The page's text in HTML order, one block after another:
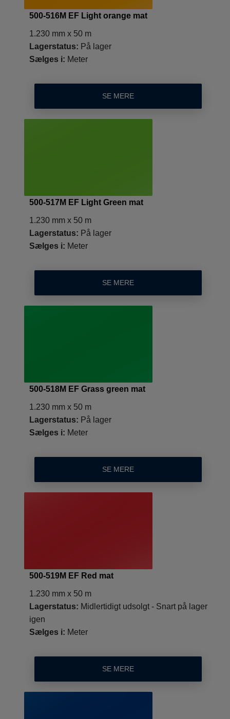
500-516M EF Light orange mat
1.230 mm x 50 m
Lagerstatus: På lager
Sælges i: Meter
SE MERE
500-517M EF Light Green mat
1.230 mm x 50 m
Lagerstatus: På lager
Sælges i: Meter
SE MERE
500-518M EF Grass green mat
1.230 mm x 50 m
Lagerstatus: På lager
Sælges i: Meter
SE MERE
500-519M EF Red mat
1.230 mm x 50 m
Lagerstatus: Midlertidigt udsolgt - Snart på lager
igen
Sælges i: Meter
SE MERE